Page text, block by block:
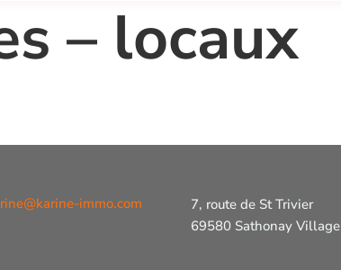
– locaux
immo.com
7, route de St Trivier
69580 Sathonay Village